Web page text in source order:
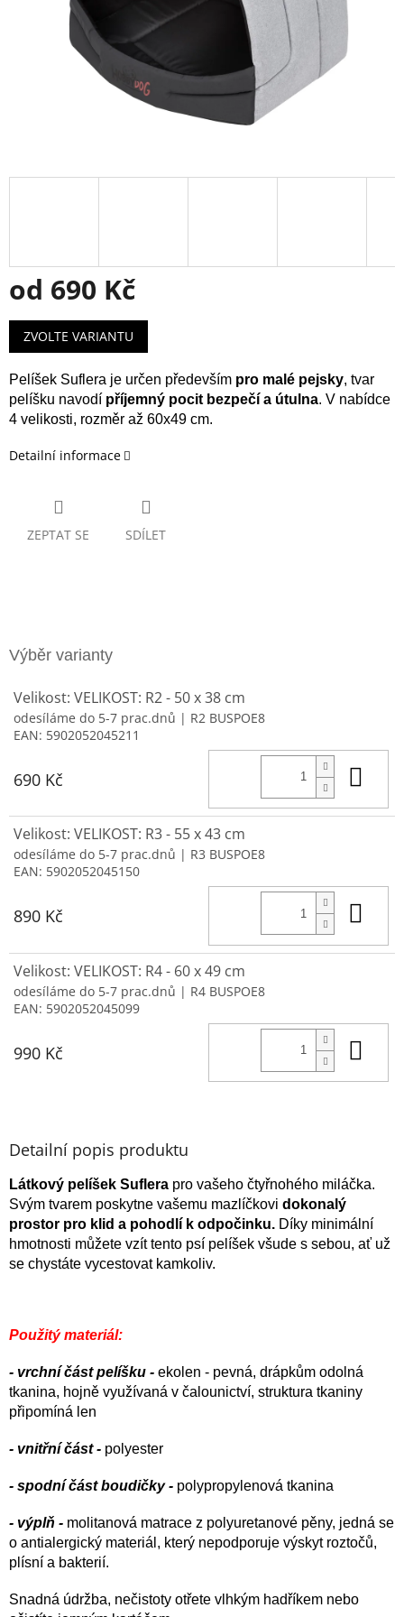
od 690 Kč
Měrná
cena:
ZVOLTE VARIANTU
Pelíšek Suflera je určen především pro malé pejsky, tvar
pelíšku navodí příjemný pocit bezpečí a útulna. V nabídce
4 velikosti, rozměr až 60x49 cm.
Detailní informace
ZEPTAT SE SDÍLET
Velikost: VELIKOST: R2 - 50 x 38 cm
odesíláme do 5-7 prac.dnů | R2 BUSPOE8
EAN: 5902052045211
690 Kč
Velikost: VELIKOST: R3 - 55 x 43 cm
odesíláme do 5-7 prac.dnů | R3 BUSPOE8
EAN: 5902052045150
890 Kč
Velikost: VELIKOST: R4 - 60 x 49 cm
odesíláme do 5-7 prac.dnů | R4 BUSPOE8
EAN: 5902052045099
990 Kč
Detailní popis produktu
Látkový pelíšek Suflera pro vašeho čtyřnohého miláčka.
Svým tvarem poskytne vašemu mazlíčkovi dokonalý
prostor pro klid a pohodlí k odpočinku. Díky minimální
hmotnosti můžete vzít tento psí pelíšek všude s sebou, ať už
se chystáte vycestovat kamkoliv.
Použitý materiál:
- vrchní část pelíšku - ekolen - pevná, drápkům odolná
tkanina, hojně využívaná v čalounictví, struktura tkaniny
připomíná len
- vnitřní část - polyester
- spodní část boudičky - polypropylenová tkanina
- výplň - molitanová matrace z polyuretanové pěny, jedná se
o antialergický materiál, který nepodporuje výskyt roztočů,
plísní a bakterií.
Snadná údržba, nečistoty otřete vlhkým hadříkem nebo